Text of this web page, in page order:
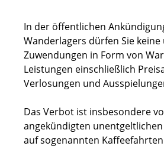
In der öffentlichen
Wanderlagers dürfen Sie
Zuwendungen in Form von
Leistungen einschließlich
Verlosungen und
Das Verbot ist insbesondere
angekündigten
auf sogenannten